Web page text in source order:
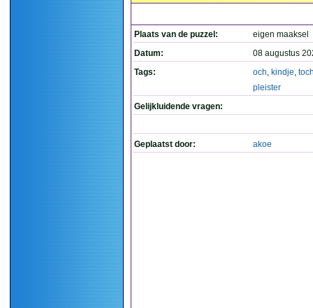
Plaats van de puzzel:
eigen maaksel
Datum:
08 augustus
Tags:
och, kindje,
pleister
Gelijkluidende vragen:
Geplaatst door: akoe